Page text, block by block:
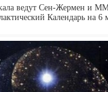
ведут Сен-Жермен и
Календарь на 6